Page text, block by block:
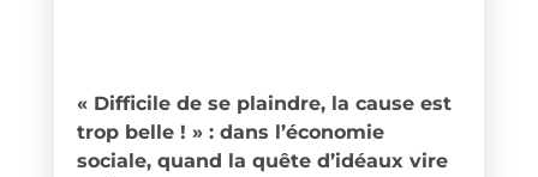
« Difficile de se plaindre, la cause est
trop belle ! » : dans l’économie
sociale, quand la quête d’idéaux vire